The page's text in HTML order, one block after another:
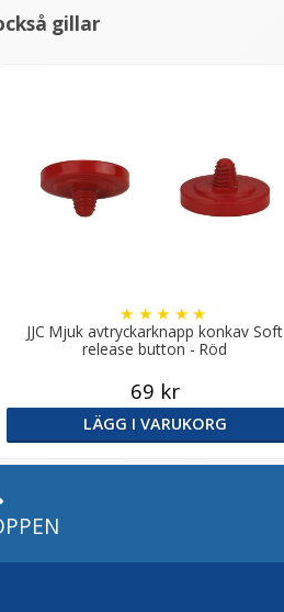
gillar
JJC Mjuk avtryckarknapp konkav Soft
release button - Röd
★ ★ ★ ★ ★
69 kr
LÄGG I VARUKORG